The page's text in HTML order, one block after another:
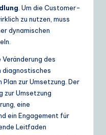
. Um die Customer-
zu nutzen, muss
dynamischen
des
diagnostisches
Plan zur Umsetzung. Der
zur Umsetzung
eine
ein Engagement für
Leitfaden